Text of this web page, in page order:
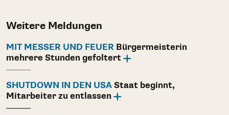
Weitere Meldungen
MIT MESSER UND FEUER Bürgermeisterin
mehrere Stunden gefoltert
SHUTDOWN IN DEN USA Staat beginnt,
Mitarbeiter zu entlassen